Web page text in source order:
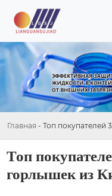
Главная - Топ покупателей
Топ
горлышек из